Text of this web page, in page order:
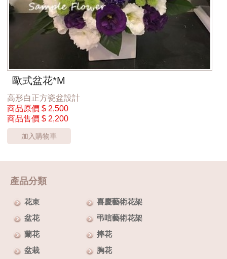
歐式盆花*M
高形白正方瓷盆設計
商品原價 $ 2,500
商品售價 $ 2,200
加入購物車
產品分類
花束
盆花
蘭花
盆栽
喜慶藝術花架
弔唁藝術花架
捧花
胸花